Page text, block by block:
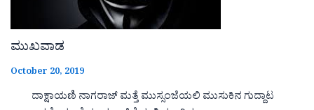
ಮುಖವಾಡ
October 20, 2019
ದಾಕ್ಷಾಯಣಿ ನಾಗರಾಜ್ ಮತ್ತೆ ಮುಸ್ಸಂಜೆಯಲಿ ಮುಸುಕಿನ ಗುದ್ದಾಟ